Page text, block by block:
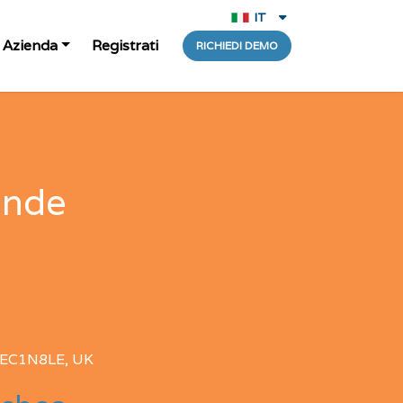
Azienda Registrati RICHIEDI DEMO
IT
Deutsche
EC1N8LE, UK